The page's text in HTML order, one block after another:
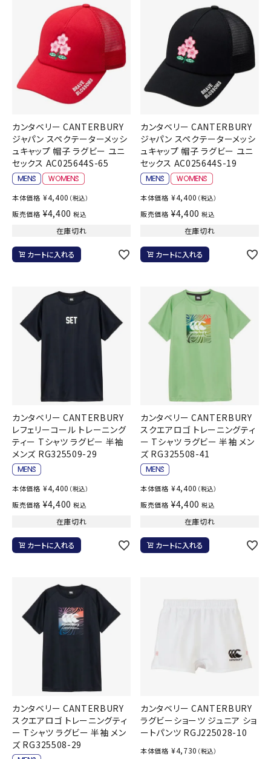
カンタベリー CANTERBURY
ジャパン スペクテーターメッシ
ュキャップ 帽子 ラグビー ユニ
セックス AC025644S-65
本体価格 ¥4,400 （税込）
販売価格 ¥4,400 税込
在庫切れ
カートに入れる
カンタベリー CANTERBURY
ジャパン スペクテーターメッシ
ュキャップ 帽子 ラグビー ユニ
セックス AC025644S-19
本体価格 ¥4,400 （税込）
販売価格 ¥4,400 税込
在庫切れ
カートに入れる
カンタベリー CANTERBURY
レフェリーコール トレーニング
ティー Tシャツ ラグビー 半袖
メンズ RG325509-29
本体価格 ¥4,400 （税込）
販売価格 ¥4,400 税込
在庫切れ
カートに入れる
カンタベリー CANTERBURY
スクエアロゴ トレーニングティ
ー Tシャツ ラグビー 半袖 メン
ズ RG325508-41
本体価格 ¥4,400 （税込）
販売価格 ¥4,400 税込
在庫切れ
カートに入れる
カンタベリー CANTERBURY
スクエアロゴ トレーニングティ
ー Tシャツ ラグビー 半袖 メン
ズ RG325508-29
カンタベリー CANTERBURY
ラグビーショーツ ジュニア ショ
ートパンツ RGJ225028-10
本体価格 ¥4,730 （税込）